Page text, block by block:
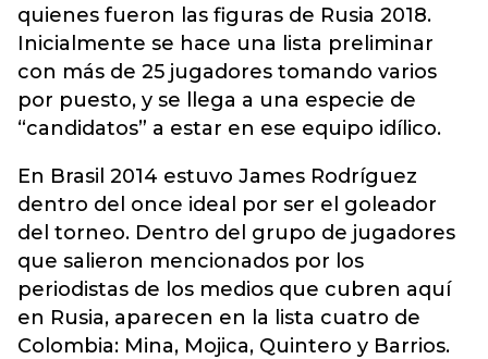
quienes fueron las figuras de Rusia 2018.
Inicialmente se hace una lista preliminar
con más de 25 jugadores tomando varios
por puesto, y se llega a una especie de
“candidatos” a estar en ese equipo idílico.
En Brasil 2014 estuvo James Rodríguez
dentro del once ideal por ser el goleador
del torneo. Dentro del grupo de jugadores
que salieron mencionados por los
periodistas de los medios que cubren aquí
en Rusia, aparecen en la lista cuatro de
Colombia: Mina, Mojica, Quintero y Barrios.